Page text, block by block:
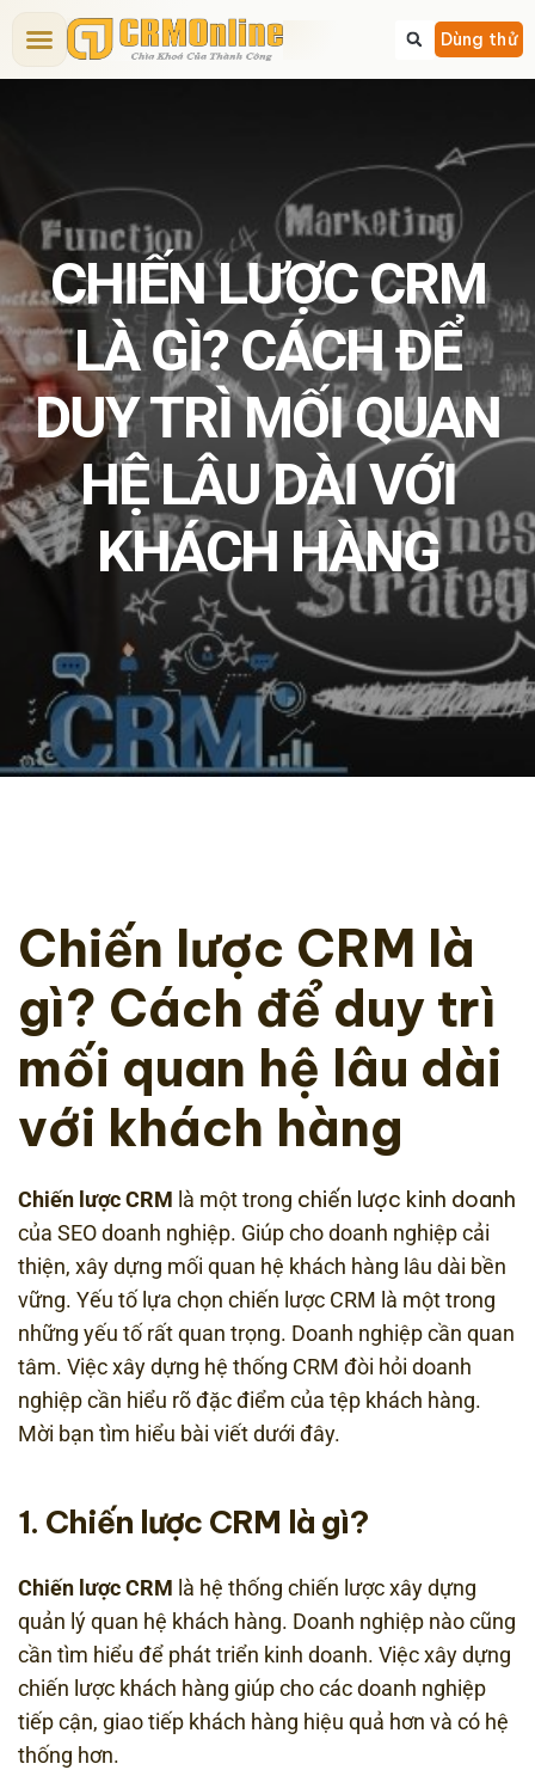
Dùng thử
CHIẾN LƯỢC CRM
LÀ GÌ? CÁCH ĐỂ
DUY TRÌ MỐI QUAN
HỆ LÂU DÀI VỚI
KHÁCH HÀNG
Chiến lược CRM là
gì? Cách để duy trì
mối quan hệ lâu dài
với khách hàng
Chiến lược CRM là một trong chiến lược kinh doanh
của SEO doanh nghiệp. Giúp cho doanh nghiệp cải
thiện, xây dựng mối quan hệ khách hàng lâu dài bền
vững. Yếu tố lựa chọn chiến lược CRM là một trong
những yếu tố rất quan trọng. Doanh nghiệp cần quan
tâm. Việc xây dựng hệ thống CRM đòi hỏi doanh
nghiệp cần hiểu rõ đặc điểm của tệp khách hàng.
Mời bạn tìm hiểu bài viết dưới đây.
1. Chiến lược CRM là gì?
Chiến lược CRM là hệ thống chiến lược xây dựng
quản lý quan hệ khách hàng. Doanh nghiệp nào cũng
cần tìm hiểu để phát triển kinh doanh. Việc xây dựng
chiến lược khách hàng giúp cho các doanh nghiệp
tiếp cận, giao tiếp khách hàng hiệu quả hơn và có hệ
thống hơn.